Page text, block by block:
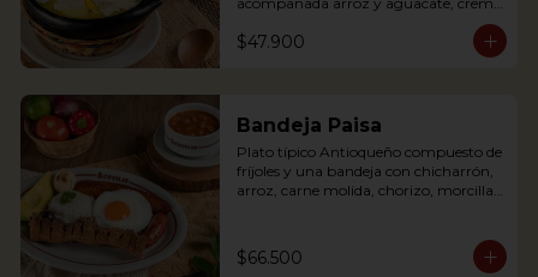
de leche y alcaparras. (Foto de porción
completa).
served with capers, and cream.
Accompanied with rice, arepa and
avocado.
$47.900
Bandeja Paisa
Plato típico Antioqueño compuesto de
fríjoles y una bandeja con chicharrón,
arroz, carne molida, chorizo, morcilla,
The bandeja paisa is our most
important regional dish. It comes with
$66.500